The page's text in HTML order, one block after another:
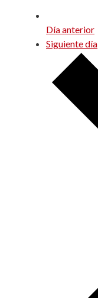
Día anterior
Siguiente día